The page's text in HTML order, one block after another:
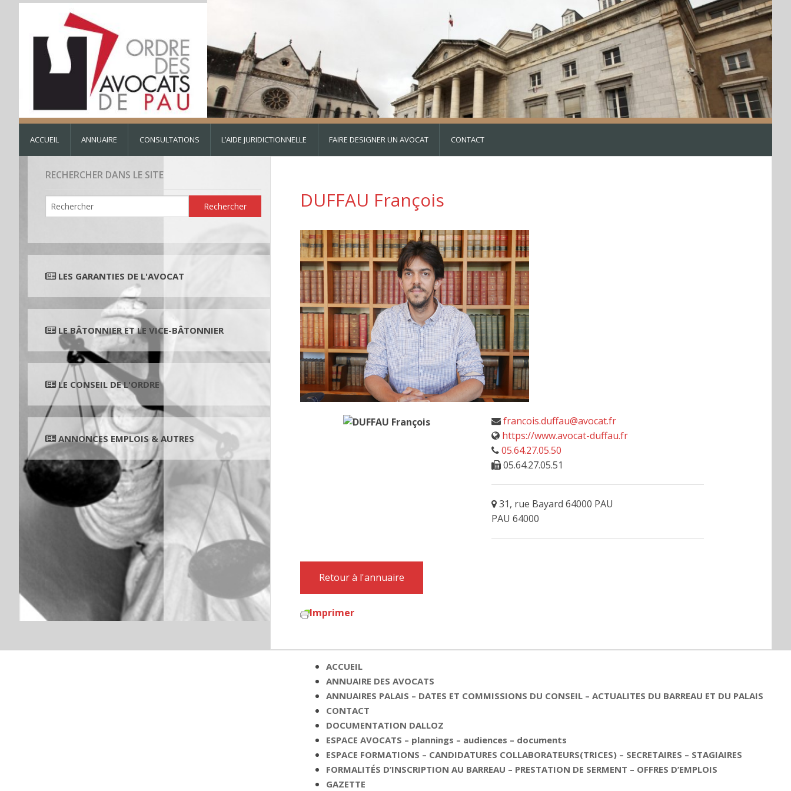
ACCUEIL ANNUAIRE CONSULTATIONS L’AIDE JURIDICTIONNELLE FAIRE DESIGNER UN AVOCAT CONTACT
RECHERCHER DANS LE SITE
LES GARANTIES DE L'AVOCAT
LE BÂTONNIER ET LE VICE-BÂTONNIER
LE CONSEIL DE L'ORDRE
ANNONCES EMPLOIS & AUTRES
DUFFAU François
francois.duffau@avocat.fr
https://www.avocat-duffau.fr
05.64.27.05.50
05.64.27.05.51
31, rue Bayard 64000 PAU
PAU 64000
Retour à l'annuaire
Imprimer
ACCUEIL
ANNUAIRE DES AVOCATS
ANNUAIRES PALAIS – DATES ET COMMISSIONS DU CONSEIL – ACTUALITES DU BARREAU ET DU PALAIS
CONTACT
DOCUMENTATION DALLOZ
ESPACE AVOCATS – plannings – audiences – documents
ESPACE FORMATIONS – CANDIDATURES COLLABORATEURS(TRICES) – SECRETAIRES – STAGIAIRES
FORMALITÉS D’INSCRIPTION AU BARREAU – PRESTATION DE SERMENT – OFFRES D’EMPLOIS
GAZETTE